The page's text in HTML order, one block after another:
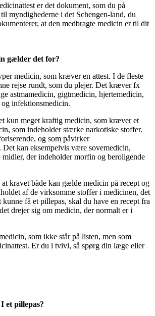
er det dokument, som du på
myndighederne i det Schengen-land, du
at den medbragte medicin er til dit
gælder det for?
medicin, som kræver en attest. I de fleste
rejse rundt, som du plejer. Det kræver fx
astmamedicin, gigtmedicin, hjertemedicin,
infektionsmedicin.
kun meget kraftig medicin, som kræver et
som indeholder stærke narkotiske stoffer.
og som påvirker
Det kan eksempelvis være sovemedicin,
midler, der indeholder morfin og beroligende
kravet både kan gælde medicin på recept og
af de virksomme stoffer i medicinen, det
få et pillepas, skal du have en recept fra
drejer sig om medicin, der normalt er i
som ikke står på listen, men som
Er du i tvivl, så spørg din læge eller
et pillepas?